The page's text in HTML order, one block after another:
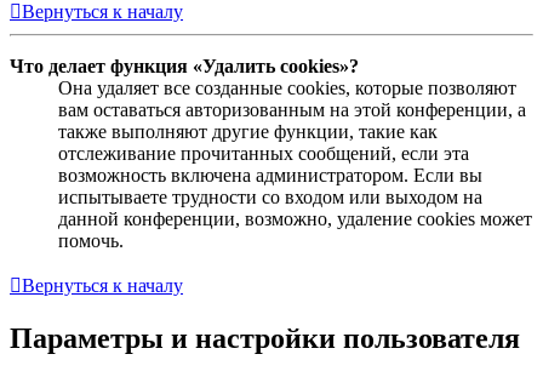
Вернуться к началу
Что делает функция «Удалить cookies»?
Она удаляет все созданные cookies, которые позволяют
вам оставаться авторизованным на этой конференции, а
также выполняют другие функции, такие как
отслеживание прочитанных сообщений, если эта
возможность включена администратором. Если вы
испытываете трудности со входом или выходом на
данной конференции, возможно, удаление cookies может
помочь.
Вернуться к началу
Параметры и настройки пользователя